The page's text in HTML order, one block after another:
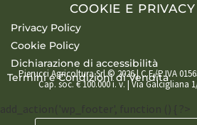
COOKIE E
Privacy Policy
Cookie Policy
Dichiarazione di accessibilità
Termini e Condizioni di Vendita
Pierucci Agricoltura Srl © 2026 | C.F./P.IVA
Cap. soc. € 100.000 i. v. | Via Galcigliana
add_action('wp_footer', function () { ?>